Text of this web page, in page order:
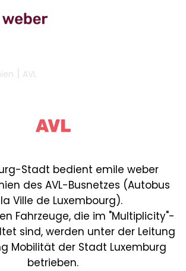
| AVL
AVL
Stadt bedient emile weber
des AVL-Busnetzes (Autobus
Ville de Luxembourg).
Fahrzeuge, die im "Multiplicity"-
sind, werden unter der Leitung
Mobilität der Stadt Luxemburg
betrieben.